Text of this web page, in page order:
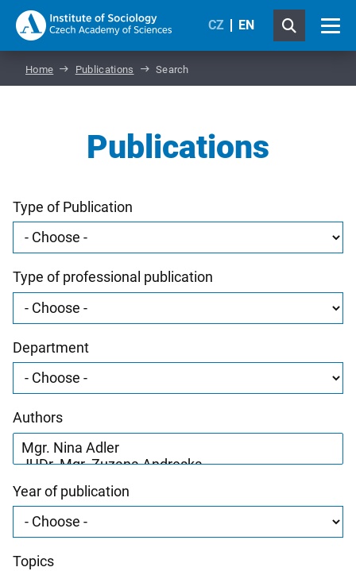
CZ EN
Home Publications Search
Publications
Type of Publication
Type of professional publication
Department
Authors
Year of publication
Topics